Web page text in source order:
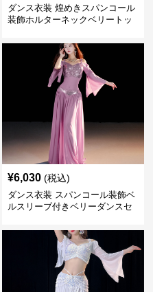
ダンス衣装 煌めきスパンコール
装飾ホルターネックベリートッ
¥6,030 (税込)
ダンス衣装 スパンコール装飾ベ
ルスリーブ付きベリーダンスセ